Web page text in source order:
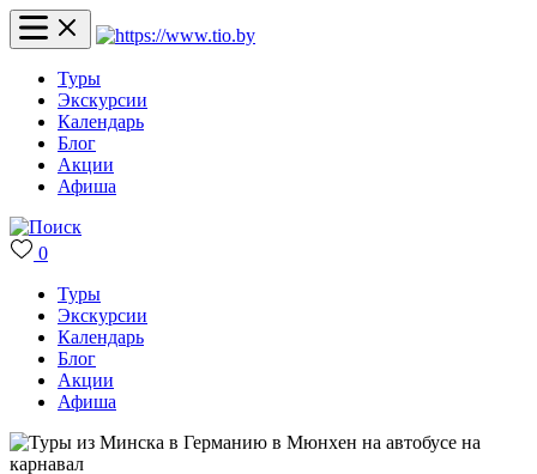
Туры
Экскурсии
Календарь
Блог
Акции
Афиша
0
Туры
Экскурсии
Календарь
Блог
Акции
Афиша